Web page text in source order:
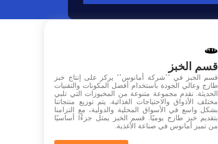
قسم الخبز
قسم الخبز في **شركة أمانوس** يركز على إنتاج خبز
طازج وعالي الجودة باستخدام أفضل المكونات والتقنيات
الحديثة. نقدم مجموعة متنوعة من المخبوزات التي تلبي
مختلف الأذواق والاحتياجات الغذائية. يتم توزيع منتجاتنا
بشكل واسع في الأسواق المحلية والدولية، مع التزامنا
بتقديم خبز طازج يوميًا. قسم الخبز يمثل جزءًا أساسيًا
من تميز أمانوس في صناعة الأغذية.